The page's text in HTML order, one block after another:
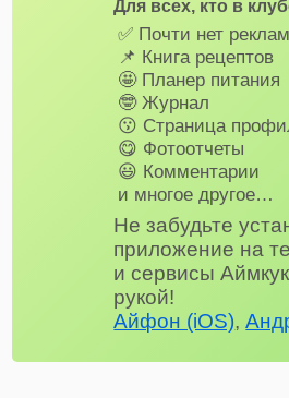
Для всех, кто в
✅ Почти нет
📌 Книга рецептов
🤩 Планер питания
🤓 Журнал
😗 Страница
😋 Фотоотчеты
😃 Комментарии
и многое другое…
Не забудьте
приложение на
и сервисы
рукой!
Айфон (iOS),